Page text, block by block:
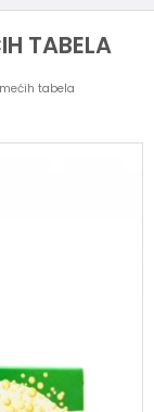
TABELA
tabela